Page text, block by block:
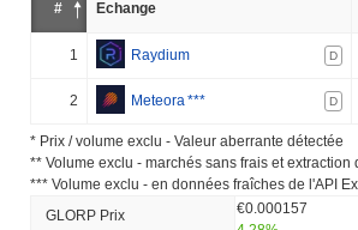
# Échange
1 Raydium D
2 Meteora *** D
* Prix ​​/ volume exclu - Valeur aberrante détectée
** Volume exclu - marchés sans frais et extraction
*** Volume exclu - en données fraîches de l'API
GLORP Prix ​​
€0.000157